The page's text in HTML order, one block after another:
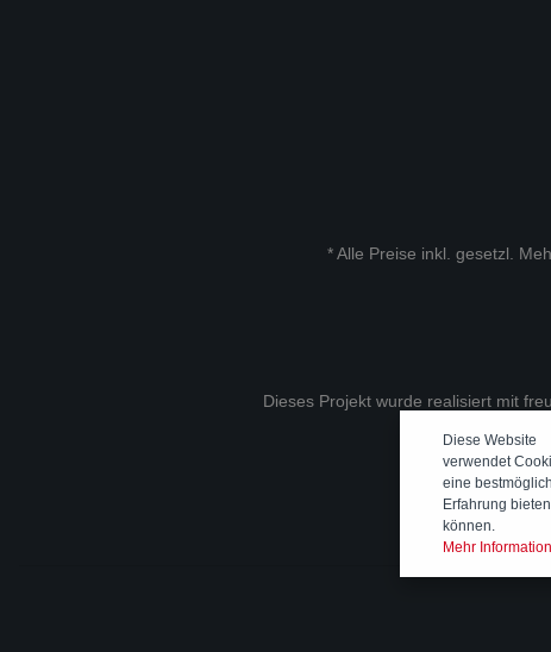
* Alle Preise inkl. gesetzl.
Dieses Projekt wurde realisiert mit
Diese Website
verwendet
eine
Erfahrung
können.
Mehr